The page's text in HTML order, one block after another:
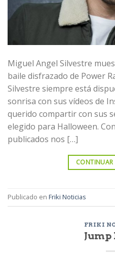
Miguel Angel Silvestre
baile disfrazado de Power
Silvestre siempre está
sonrisa con sus vídeos de
querido compartir con sus
elegido para Halloween.
publicados nos […]
CONTINUAR
Publicado en Friki Noticias
FRIKI
Jump